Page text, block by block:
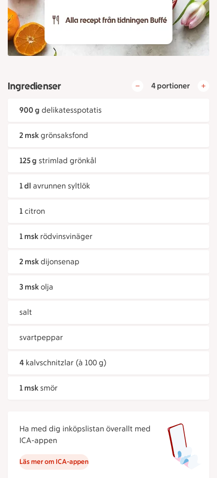
Ingredienser 4 portioner
900 g delikatesspotatis
2 msk grönsaksfond
125 g strimlad grönkål
1 dl avrunnen syltlök
1 citron
1 msk rödvinsvinäger
2 msk dijonsenap
3 msk olja
salt
svartpeppar
4 kalvschnitzlar (à 100 g)
1 msk smör
Ha med dig inköpslistan överallt med
ICA-appen
Läs mer om ICA-appen